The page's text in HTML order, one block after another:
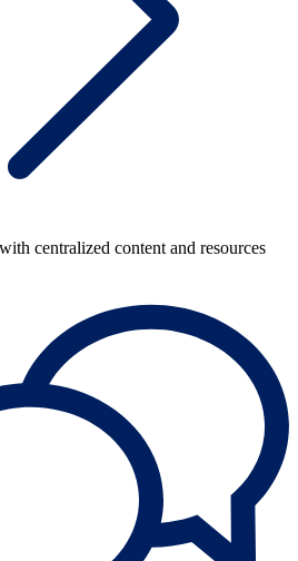
centralized content and resources